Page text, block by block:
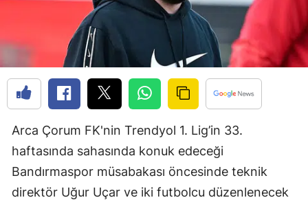
Elazığ
Erzincan
Erzurum
Eskişehir
Gaziantep
Giresun
Gümüşhane
Arca Çorum FK'nin Trendyol 1. Lig’in 33.
haftasında sahasında konuk edeceği
Bandırmaspor müsabakası öncesinde teknik
direktör Uğur Uçar ve iki futbolcu düzenlenecek